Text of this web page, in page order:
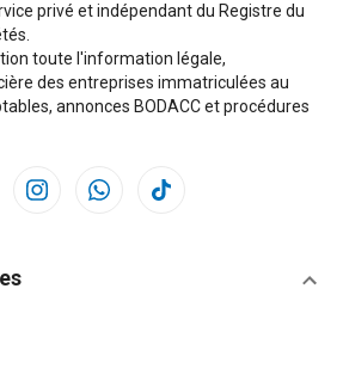
privé et indépendant du Registre du
toute l'information légale,
des entreprises immatriculées au
annonces BODACC et procédures